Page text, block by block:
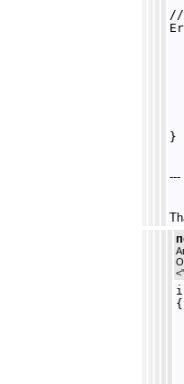
//
---
<
{